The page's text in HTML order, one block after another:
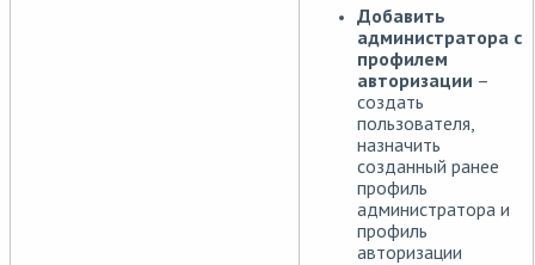
Добавить
администратора с
профилем
авторизации –
создать
пользователя,
назначить
созданный ранее
профиль
администратора и
профиль
авторизации